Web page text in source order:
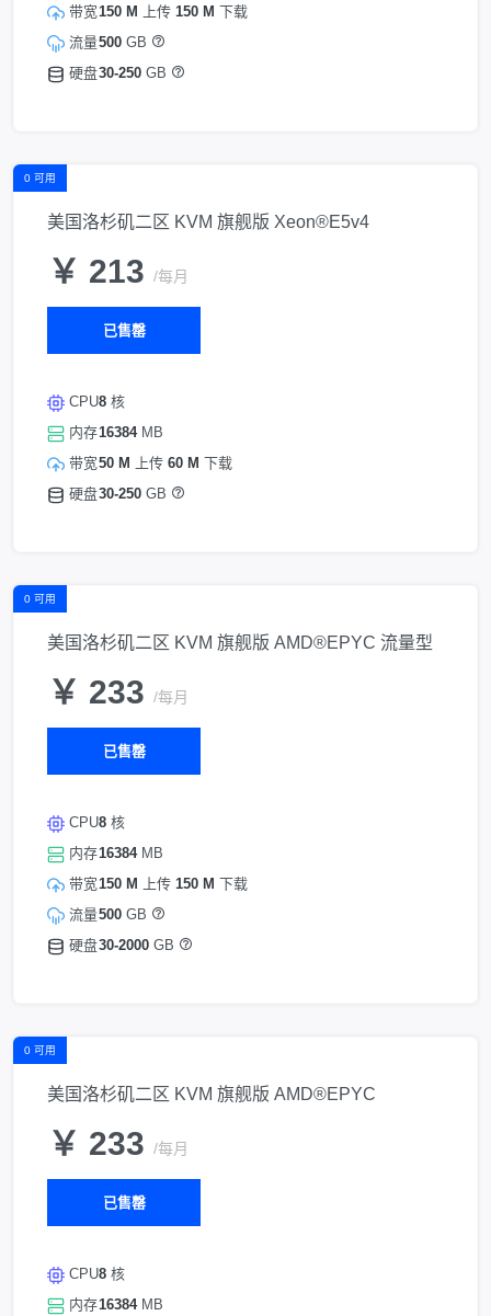
带宽
流量
硬盘
150 M
上传 150 M 下载
500 GB
30-250 GB
0 可用
美国洛杉矶二区 KVM 旗舰版 Xeon®E5v4
￥ 213 /每月
已售罄
CPU
内存
带宽
硬盘
8 核
16384MB
50 M
上传 60 M 下载
30-250 GB
0 可用
美国洛杉矶二区 KVM 旗舰版 AMD®EPYC 流量型
￥ 233 /每月
已售罄
CPU
内存
带宽
流量
硬盘
8 核
16384MB
150 M
上传 150 M 下载
500 GB
30-2000 GB
0 可用
美国洛杉矶二区 KVM 旗舰版 AMD®EPYC
￥ 233 /每月
已售罄
CPU
内存
8 核
16384MB